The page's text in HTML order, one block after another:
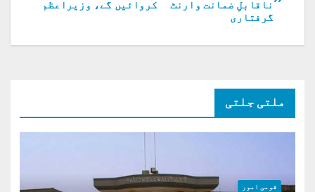
کی
نیویگیشن
کروائیں گے، وزیراعظم
ناقابلِ ضمانت وارنٹ
گرفتاری
ملتی جلتی
قومی امور